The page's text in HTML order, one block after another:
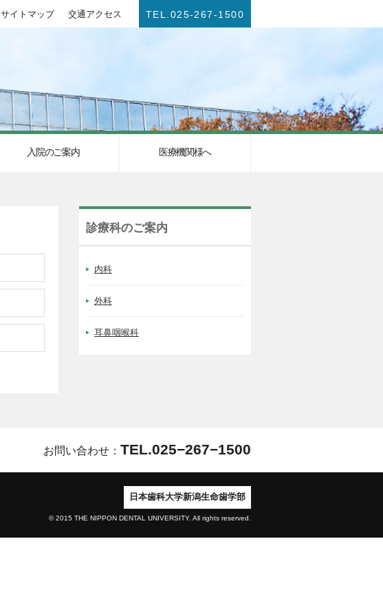
サイトマップ 交通アクセス TEL.025-267-1500
入院のご案内 医療機関様へ
診療科のご案内
内科
外科
耳鼻咽喉科
お問い合わせ： TEL.025−267−1500
日本歯科大学新潟生命歯学部
© 2015 THE NIPPON DENTAL UNIVERSITY. All rights reserved.